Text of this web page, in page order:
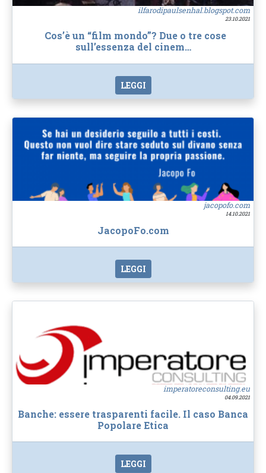
ilfarodipaulsenhal.blogspot.com
23.10.2021
Cos’è un “film mondo”? Due o tre cose
sull’essenza del cinem…
LEGGI
jacopofo.com
14.10.2021
JacopoFo.com
LEGGI
imperatoreconsulting.eu
04.09.2021
Banche: essere trasparenti facile. Il caso Banca
Popolare Etica
LEGGI